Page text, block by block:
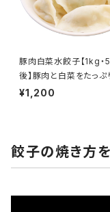
豚肉白菜水餃子【1kg・
後】豚肉と白菜をたっぷ
した！
¥1,200
餃子の焼き方